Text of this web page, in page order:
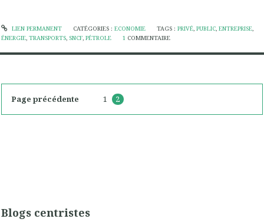
Blogs centristes
LIEN PERMANENT CATÉGORIES : ECONOMIE TAGS :PRIVÉ ,PUBLIC ,ENTREPRISE
ÉNERGIE TRANSPORTS SNCF PÉTROLE 1 COMMENTAIRE
Page précédente 1 2